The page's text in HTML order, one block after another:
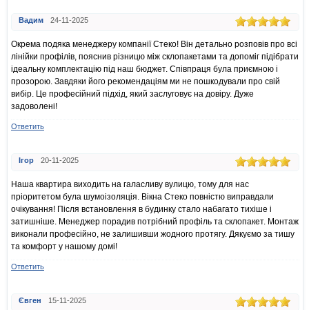
Вадим 24-11-2025
Окрема подяка менеджеру компанії Стеко! Він детально розповів про всі
лінійки профілів, пояснив різницю між склопакетами та допоміг підібрати
ідеальну комплектацію під наш бюджет. Співпраця була приємною і
прозорою. Завдяки його рекомендаціям ми не пошкодували про свій
вибір. Це професійний підхід, який заслуговує на довіру. Дуже
задоволені!
Ответить
Ігор 20-11-2025
Наша квартира виходить на галасливу вулицю, тому для нас
пріоритетом була шумоізоляція. Вікна Стеко повністю виправдали
очікування! Після встановлення в будинку стало набагато тихіше і
затишніше. Менеджер порадив потрібний профіль та склопакет. Монтаж
виконали професійно, не залишивши жодного протягу. Дякуємо за тишу
та комфорт у нашому домі!
Ответить
Євген 15-11-2025